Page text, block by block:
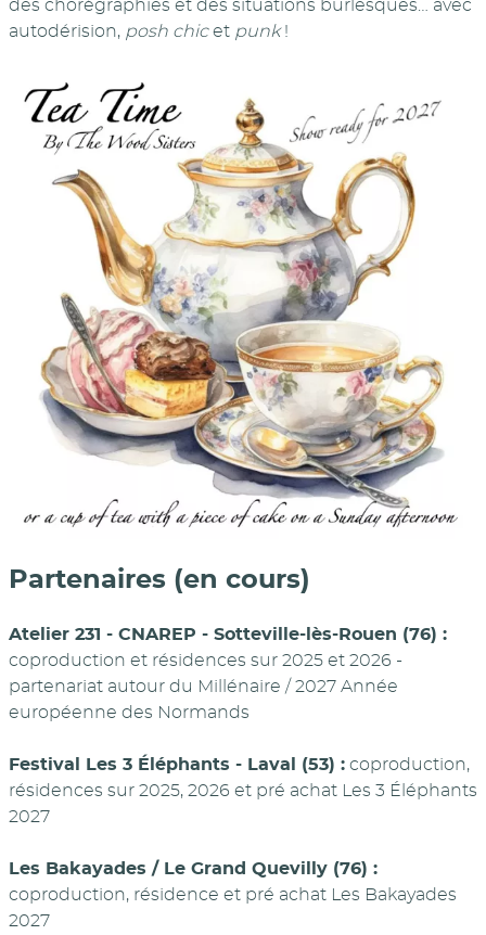
des chorégraphies et des situations burlesques… avec
autodérision, posh chicet punk!
Partenaires (en cours)
Atelier 231 - CNAREP - Sotteville-lès-Rouen (76) :
coproduction et résidences sur 2025 et 2026 -
partenariat autour du Millénaire / 2027 Année
européenne des Normands
Festival Les 3 Éléphants - Laval (53) : coproduction,
résidences sur 2025, 2026 et pré achat Les 3 Éléphants
2027
Les Bakayades / Le Grand Quevilly (76) :
coproduction, résidence et pré achat Les Bakayades
2027